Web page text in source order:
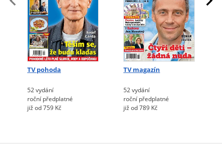
TV pohoda
52 vydání
roční předplatné
již od 759 Kč
TV magazín
52 vydání
roční předplatné
již od 789 Kč